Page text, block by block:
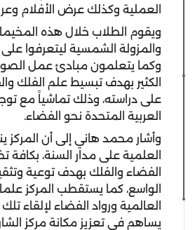
العملية وكذلك عرض الأفلام
ويقوم الطلاب خلال هذه
والمزولة الشمسية ليتعرفوا
وكما يتعلمون مبادئ عمل
الكثير بهدف تبسيط علم الفلك
على دراسته، وذلك تماشياً مع
العربية المتحدة نحو الفضاء.
وأشار محمد هاني إلى أن المركز
العلمية على مدار السنة،
الفضاء والفلك بهدف توعية
الواسع، كما يستقطب المركز
العالمية ورواد الفضاء لإلقاء
يساهم في تعزيز مكانة مركز